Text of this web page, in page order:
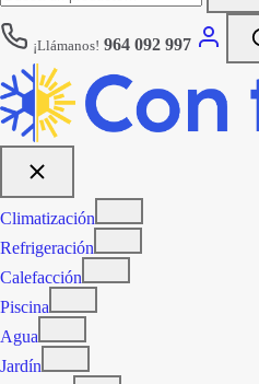
¡Llámanos! 964 092 997
Climatización
Refrigeración
Calefacción
Piscina
Agua
Jardín